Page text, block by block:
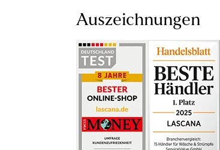
Auszeichnungen